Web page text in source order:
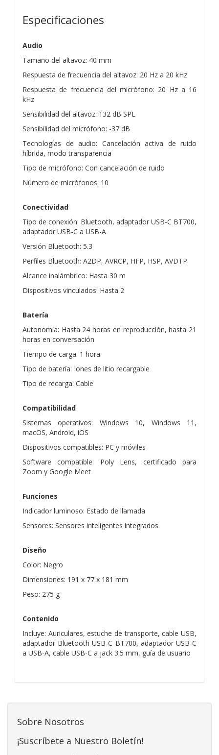
Especificaciones
Audio
Tamaño del altavoz: 40 mm
Respuesta de frecuencia del altavoz: 20 Hz a 20 kHz
Respuesta de frecuencia del micrófono: 20 Hz a 16
kHz
Sensibilidad del altavoz: 132 dB SPL
Sensibilidad del micrófono: -37 dB
Tecnologías de audio: Cancelación activa de ruido
híbrida, modo transparencia
Tipo de micrófono: Con cancelación de ruido
Número de micrófonos: 10
Conectividad
Tipo de conexión: Bluetooth, adaptador USB-C BT700,
adaptador USB-C a USB-A
Versión Bluetooth: 5.3
Perfiles Bluetooth: A2DP, AVRCP, HFP, HSP, AVDTP
Alcance inalámbrico: Hasta 30 m
Dispositivos vinculados: Hasta 2
Batería
Autonomía: Hasta 24 horas en reproducción, hasta 21
horas en conversación
Tiempo de carga: 1 hora
Tipo de batería: Iones de litio recargable
Tipo de recarga: Cable
Compatibilidad
Sistemas operativos: Windows 10, Windows 11,
macOS, Android, iOS
Dispositivos compatibles: PC y móviles
Software compatible: Poly Lens, certificado para
Zoom y Google Meet
Funciones
Indicador luminoso: Estado de llamada
Sensores: Sensores inteligentes integrados
Diseño
Color: Negro
Dimensiones: 191 x 77 x 181 mm
Peso: 275 g
Contenido
Incluye: Auriculares, estuche de transporte, cable USB,
adaptador Bluetooth USB-C BT700, adaptador USB-C
a USB-A, cable USB-C a jack 3.5 mm, guía de usuario
Sobre Nosotros
¡Suscríbete a Nuestro Boletín!